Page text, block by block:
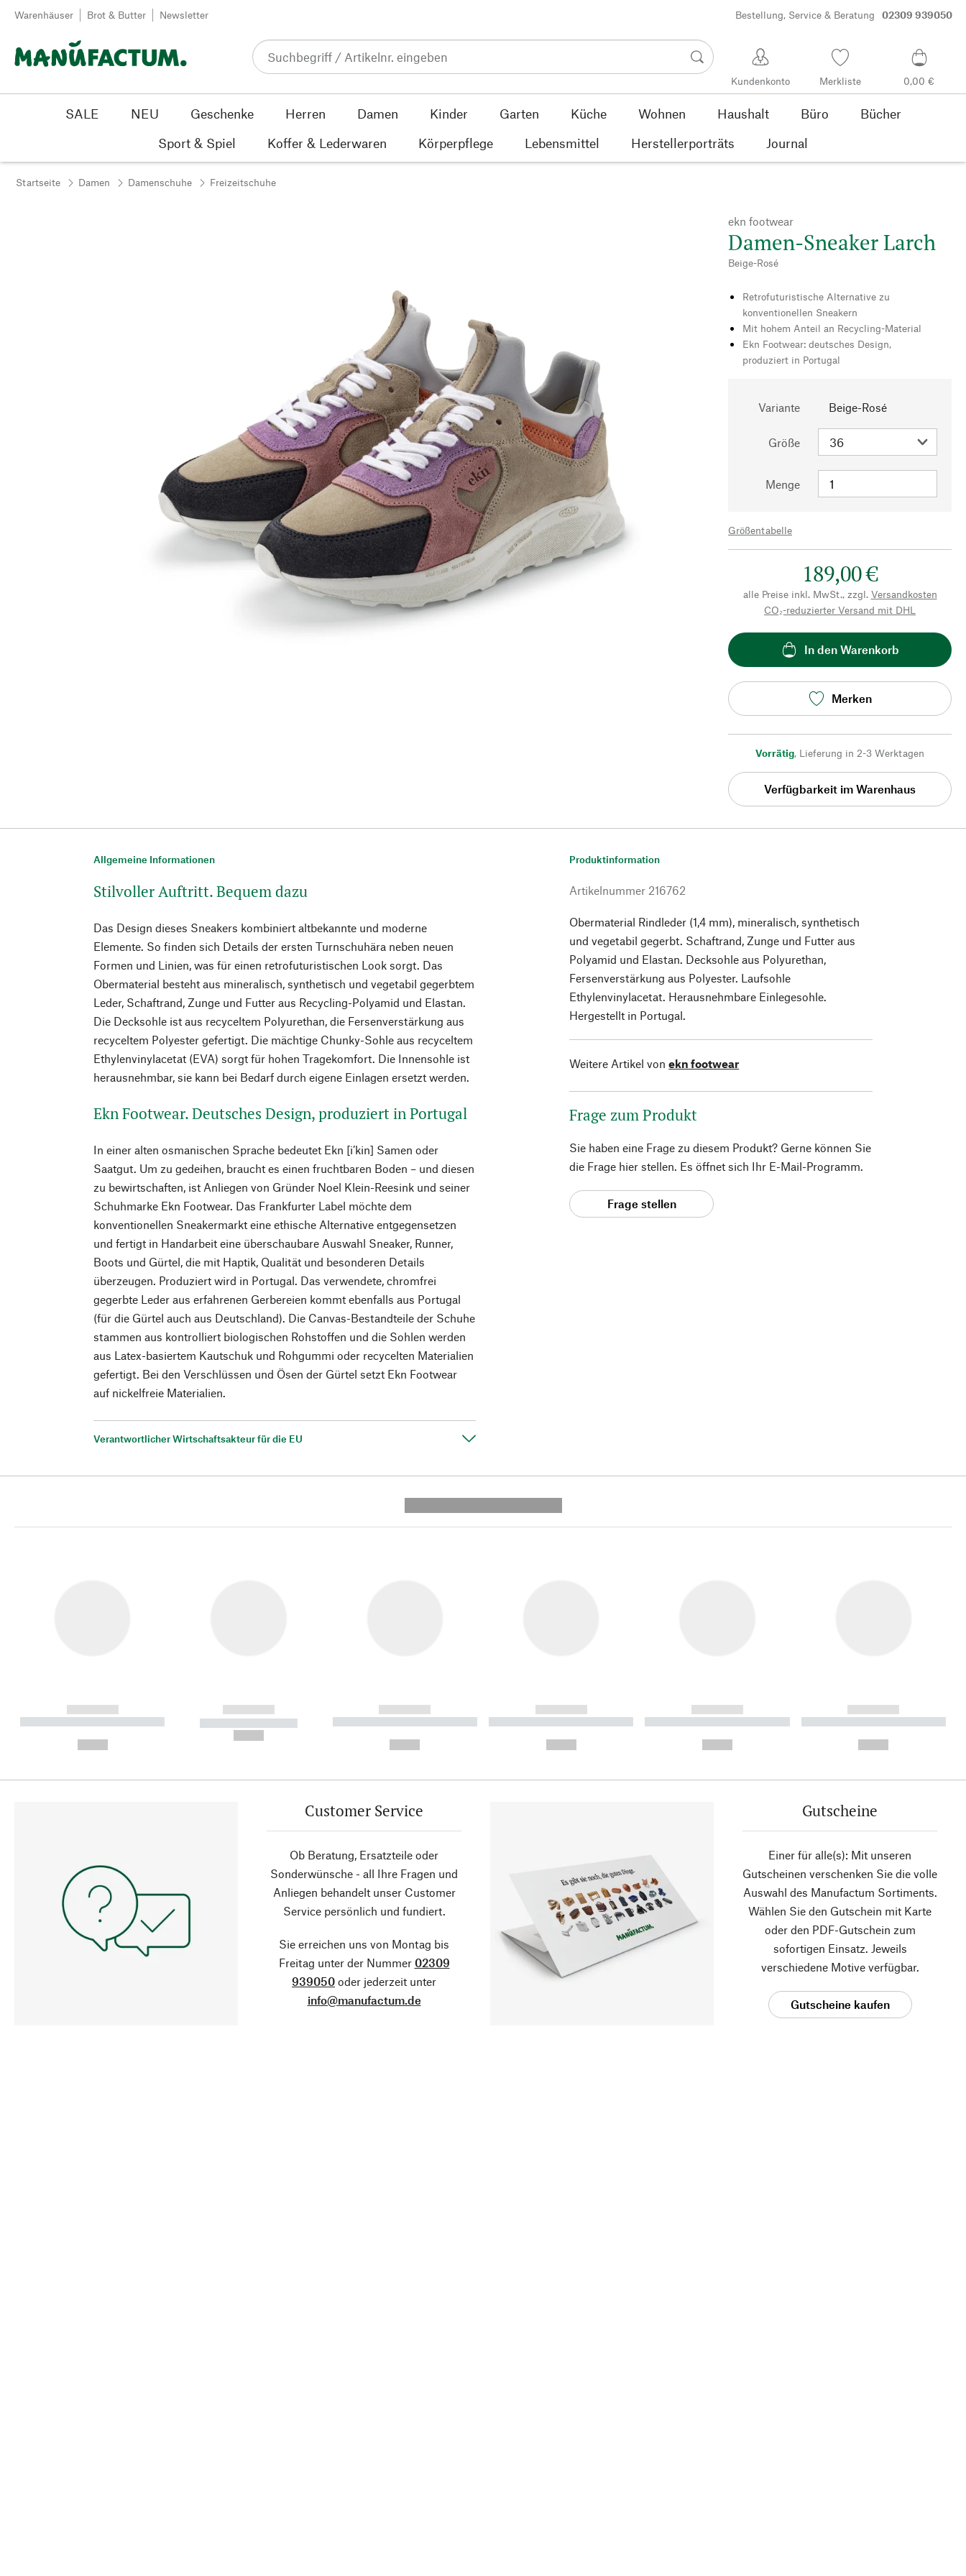
Zum Inhalt springen
Warenhäuser Brot & Butter Newsletter Bestellung, Service & Beratung 02309 939050
Kundenkonto Merkliste 0,00 €
SALE NEU Geschenke Herren Damen Kinder Garten Küche Wohnen Haushalt Büro
Bücher
Sport & Spiel
Koffer & Lederwaren Körperpflege Lebensmittel Herstellerporträts Journal
Startseite Damen Damenschuhe Freizeitschuhe
ekn footwear
Damen-Sneaker Larch
Beige-Rosé
Retrofuturistische Alternative zu
konventionellen Sneakern
Mit hohem Anteil an Recycling-Material
Ekn Footwear: deutsches Design,
produziert in Portugal
Variante Beige-Rosé
Größe
Menge
Größentabelle
189,00 €
alle Preise inkl. MwSt., zzgl. Versandkosten
CO₂-reduzierter Versand mit DHL
In den Warenkorb
Merken
Vorrätig, Lieferung in 2-3 Werktagen
Verfügbarkeit im Warenhaus
Allgemeine Informationen
Stilvoller Auftritt. Bequem dazu
Das Design dieses Sneakers kombiniert altbekannte und moderne
Elemente. So finden sich Details der ersten Turnschuhära neben neuen
Formen und Linien, was für einen retrofuturistischen Look sorgt. Das
Obermaterial besteht aus mineralisch, synthetisch und vegetabil gegerbtem
Leder, Schaftrand, Zunge und Futter aus Recycling-Polyamid und Elastan.
Die Decksohle ist aus recyceltem Polyurethan, die Fersenverstärkung aus
recyceltem Polyester gefertigt. Die mächtige Chunky-Sohle aus recyceltem
Ethylenvinylacetat (EVA) sorgt für hohen Tragekomfort. Die Innensohle ist
herausnehmbar, sie kann bei Bedarf durch eigene Einlagen ersetzt werden.
Ekn Footwear. Deutsches Design, produziert in Portugal
In einer alten osmanischen Sprache bedeutet Ekn [i’kin] Samen oder
Saatgut. Um zu gedeihen, braucht es einen fruchtbaren Boden – und diesen
zu bewirtschaften, ist Anliegen von Gründer Noel Klein-Reesink und seiner
Schuhmarke Ekn Footwear. Das Frankfurter Label möchte dem
konventionellen Sneakermarkt eine ethische Alternative entgegensetzen
und fertigt in Handarbeit eine überschaubare Auswahl Sneaker, Runner,
Boots und Gürtel, die mit Haptik, Qualität und besonderen Details
überzeugen. Produziert wird in Portugal. Das verwendete, chromfrei
gegerbte Leder aus erfahrenen Gerbereien kommt ebenfalls aus Portugal
(für die Gürtel auch aus Deutschland). Die Canvas-Bestandteile der Schuhe
stammen aus kontrolliert biologischen Rohstoffen und die Sohlen werden
aus Latex-basiertem Kautschuk und Rohgummi oder recycelten Materialien
gefertigt. Bei den Verschlüssen und Ösen der Gürtel setzt Ekn Footwear
auf nickelfreie Materialien.
Verantwortlicher Wirtschaftsakteur für die EU
Produktinformation
Artikelnummer 216762
Obermaterial Rindleder (1,4 mm), mineralisch, synthetisch
und vegetabil gegerbt. Schaftrand, Zunge und Futter aus
Polyamid und Elastan. Decksohle aus Polyurethan,
Fersenverstärkung aus Polyester. Laufsohle
Ethylenvinylacetat. Herausnehmbare Einlegesohle.
Hergestellt in Portugal.
Weitere Artikel von ekn footwear
Frage zum Produkt
Sie haben eine Frage zu diesem Produkt? Gerne können Sie
die Frage hier stellen. Es öffnet sich Ihr E-Mail-Programm.
Frage stellen
------------
----------- ----------- ----------
------------
----------- -----------
------------
----------- ----------- ----------
------------
----------- ----------- ----------
------------
----------- ----------- ----------
------------
----------- ----------- ----------
Customer Service
Ob Beratung, Ersatzteile oder
Sonderwünsche - all Ihre Fragen und
Anliegen behandelt unser Customer
Service persönlich und fundiert.
Sie erreichen uns von Montag bis
Freitag unter der Nummer 02309
939050 oder jederzeit unter
info@manufactum.de
Gutscheine
Einer für alle(s): Mit unseren
Gutscheinen verschenken Sie die volle
Auswahl des Manufactum Sortiments.
Wählen Sie den Gutschein mit Karte
oder den PDF-Gutschein zum
sofortigen Einsatz. Jeweils
verschiedene Motive verfügbar.
Gutscheine kaufen